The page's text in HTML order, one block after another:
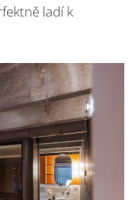
ladí k